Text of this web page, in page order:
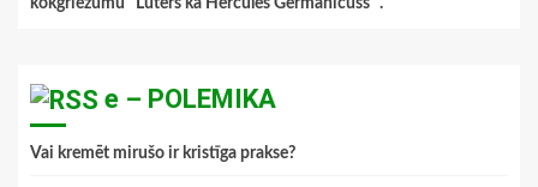
kokgriezumu "Luters kā Hercules Germanicuss ".”
e – POLEMIKA
Vai kremēt mirušo ir kristīga prakse?